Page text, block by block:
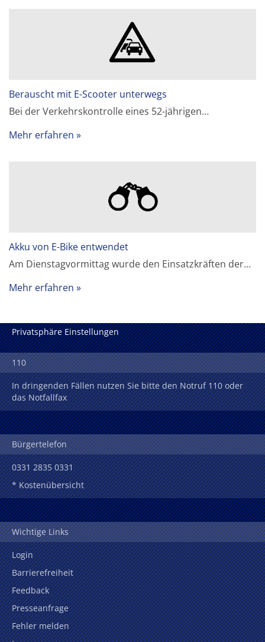
Berauscht mit E-Scooter unterwegs
Bei der Verkehrskontrolle eines 52-jährigen…
Mehr erfahren
Akku von E-Bike entwendet
Am Dienstagvormittag wurde den Einsatzkräften der…
Mehr erfahren
Privatsphäre Einstellungen
110
In dringenden Fällen nutzen Sie bitte den Notruf 110 oder
das Notfallfax
Bürgertelefon
0331 2835 0331
* Kostenübersicht
Wichtige Links
Login
Barrierefreiheit
Feedback
Presseanfrage
Fehler melden